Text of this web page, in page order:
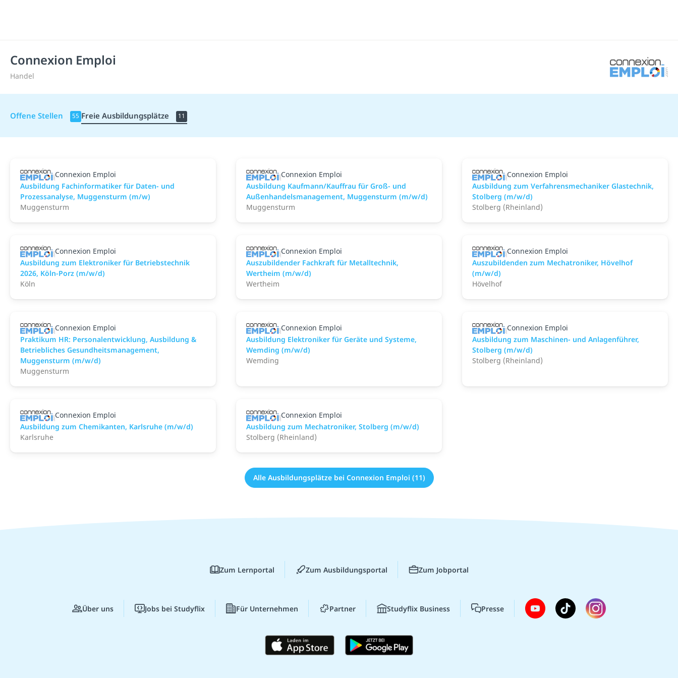
Connexion Emploi
Handel
Offene Stellen 55 Freie Ausbildungsplätze 11
Connexion Emploi
Ausbildung Fachinformatiker für Daten- und
Prozessanalyse, Muggensturm (m/w)
Muggensturm
Connexion Emploi
Ausbildung Kaufmann/Kauffrau für Groß- und
Außenhandelsmanagement, Muggensturm (m/w/d)
Muggensturm
Connexion Emploi
Ausbildung zum Verfahrensmechaniker Glastechnik,
Stolberg (m/w/d)
Stolberg (Rheinland)
Connexion Emploi
Ausbildung zum Elektroniker für Betriebstechnik
2026, Köln-Porz (m/w/d)
Köln
Connexion Emploi
Auszubildender Fachkraft für Metalltechnik,
Wertheim (m/w/d)
Wertheim
Connexion Emploi
Auszubildenden zum Mechatroniker, Hövelhof
(m/w/d)
Hövelhof
Connexion Emploi
Praktikum HR: Personalentwicklung, Ausbildung &
Betriebliches Gesundheitsmanagement,
Muggensturm (m/w/d)
Muggensturm
Connexion Emploi
Ausbildung Elektroniker für Geräte und Systeme,
Wemding (m/w/d)
Wemding
Connexion Emploi
Ausbildung zum Maschinen- und Anlagenführer,
Stolberg (m/w/d)
Stolberg (Rheinland)
Connexion Emploi
Ausbildung zum Chemikanten, Karlsruhe (m/w/d)
Karlsruhe
Connexion Emploi
Ausbildung zum Mechatroniker, Stolberg (m/w/d)
Stolberg (Rheinland)
Alle Ausbildungsplätze bei Connexion Emploi (11)
Zum Lernportal Zum Ausbildungsportal Zum Jobportal
Über uns Jobs bei Studyflix Für Unternehmen Partner Studyflix Business Presse